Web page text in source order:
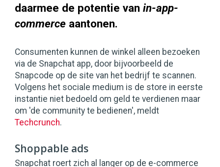
daarmee de potentie van in-app-
commerce aantonen.
Consumenten kunnen de winkel alleen bezoeken
via de Snapchat app, door bijvoorbeeld de
Snapcode op de site van het bedrijf te scannen.
Volgens het sociale medium is de store in eerste
instantie niet bedoeld om geld te verdienen maar
om 'de community te bedienen', meldt
Techcrunch.
Shoppable ads
Snapchat roert zich al langer op de e-commerce